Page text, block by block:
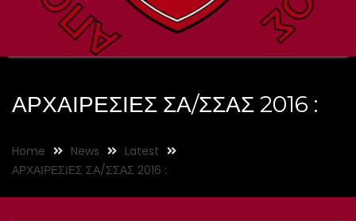
ΑΡΧΑΙΡΕΣΙΕΣ ΣΑ/ΣΣΑΣ 2016 :
Home News
Latest
ΑΡΧΑΙΡΕΣΙΕΣ ΣΑ/ΣΣΑΣ 2016 :